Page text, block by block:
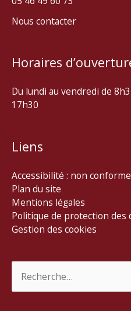
Nous contacter
Horaires
Du lundi au vendredi de
17h30
Liens
Accessibilité : non conforme
Plan du site
Mentions légales
Politique de protection des
Gestion des cookies